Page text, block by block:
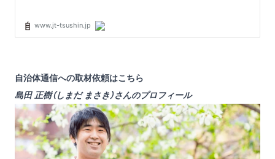
自治体通信への取材依頼はこちら
島田 正樹（しまだ まさき）さんのプロフィール